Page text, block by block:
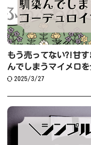
もう売ってない?!甘
んでしまうマイメロ
2025/3/27